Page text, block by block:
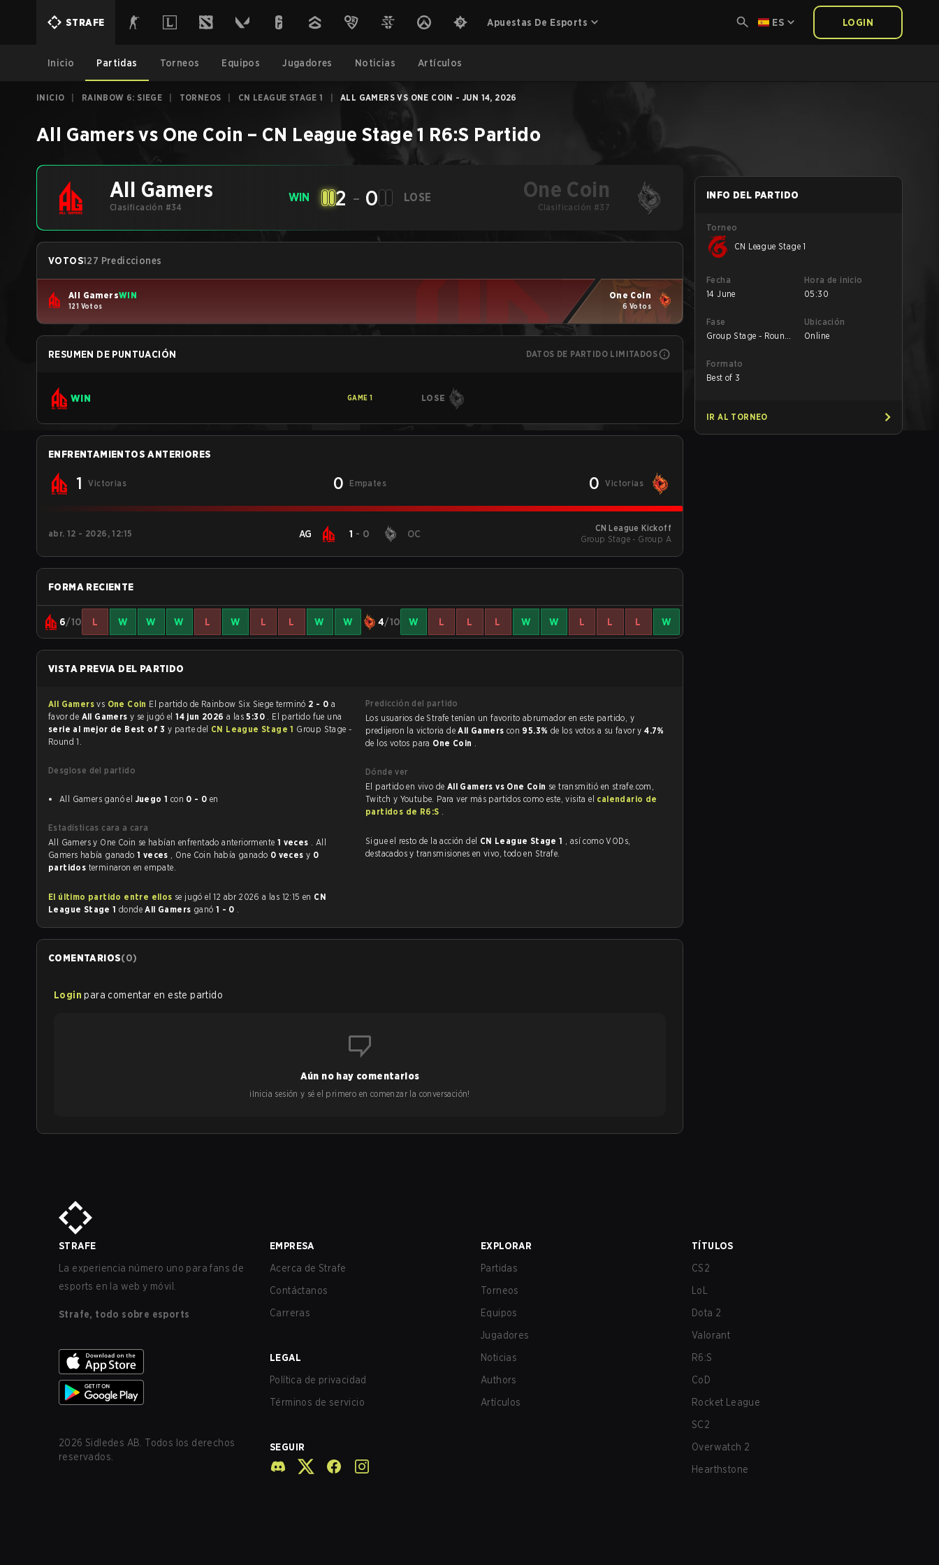
STRAFE Apuestas De Esports ES LOGIN
Inicio Partidas Torneos Equipos Jugadores Noticias Artículos
INICIO RAINBOW 6: SIEGE TORNEOS CN LEAGUE STAGE 1 ALL GAMERS VS ONE COIN - JUN 14, 2026
All Gamersvs One Coin – CN League Stage 1 R6:S Partido
All Gamers
Clasificación #34
WIN 2 - 0 LOSE One Coin
Clasificación #37
VOTOS127 Predicciones
All GamersWIN
121 Votos
One Coin
6 Votos
RESUMEN DE PUNTUACIÓN DATOS DE PARTIDO LIMITADOS
WIN GAME 1 LOSE
ENFRENTAMIENTOS ANTERIORES
1 Victorias 0 Empates 0 Victorias
abr. 12 - 2026, 12:15 AG 1 - 0 OC
CN League Kickoff
Group Stage - Group A
FORMA RECIENTE
6/10 L W W W L W L L W W 4/10 W L L L W W L L L W
VISTA PREVIA DEL PARTIDO
All Gamersvs One Coin El partido de Rainbow Six Siege terminó 2 - 0
favor de All Gamers y se jugó el14 jun 2026 a las5:30 . El partido fue una
serie al mejor de Best of 3y parte del CN League Stage 1 Group Stage -
Round 1.
Desglose del partido
All Gamers ganó el Juego 1 con 0 - 0 en
Estadísticas cara a cara
All Gamers y One Coin se habían enfrentado anteriormente 1 veces . All
Gamers había ganado 1 veces , One Coin había ganado 0 veces y 0
partidos terminaron en empate.
El último partido entre ellos se jugó el 12 abr 2026 a las 12:15 en CN
League Stage 1 dondeAll Gamers ganó 1 - 0 .
Predicción del partido
Los usuarios de Strafe tenían un favorito abrumador en este partido, y
predijeron la victoria deAll Gamers con 95.3% de los votos a su favor y4.7%
de los votos para One Coin .
Dónde ver
El partido en vivo de All Gamers vs One Coin se transmitió en strafe.com,
Twitch y Youtube. Para ver más partidos como este, visita el calendario de
partidos de R6:S .
Sigue el resto de la acción del CN League Stage 1 , así como VODs,
destacados y transmisiones en vivo, todo en Strafe.
COMENTARIOS(0)
Login para comentar en este partido
Aún no hay comentarios
¡Inicia sesión y sé el primero en comenzar la conversación!
INFO DEL PARTIDO
Torneo
CN League Stage 1
Fecha
14 June
Hora de inicio
05:30
Fase
Group Stage - Round
Ubicación
Online
Formato
Best of 3
IR AL TORNEO
STRAFE
La experiencia número uno para fans de
esports en la web y móvil.
Strafe, todo sobre esports
2026 Sidledes AB. Todos los derechos
reservados.
EMPRESA
Acerca de Strafe
Contáctanos
Carreras
LEGAL
Política de privacidad
Términos de servicio
SEGUIR
EXPLORAR
Partidas
Torneos
Equipos
Jugadores
Noticias
Authors
Artículos
TÍTULOS
CS2
LoL
Dota 2
Valorant
R6:S
CoD
Rocket League
SC2
Overwatch 2
Hearthstone